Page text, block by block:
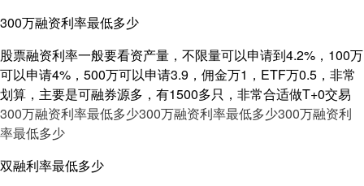
300万融资利率最低多少
股票融资利率一般要看资产量，不限量可以申请到4.2%，100万
可以申请4%，500万可以申请3.9，佣金万1，ETF万0.5，非常
划算，主要是可融券源多，有1500多只，非常合适做T+0交易
300万融资利率最低多少300万融资利率最低多少300万融资利
率最低多少
双融利率最低多少